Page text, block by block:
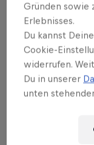
Read
Gründen sowie
Erlebnisses.
Du kannst
Cookie-
widerrufen.
Du in unserer
unten